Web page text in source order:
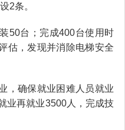
2条。
台；完成400台使用时
估，发现并消除电梯安全
确保就业困难人员就业
业再就业3500人，完成技